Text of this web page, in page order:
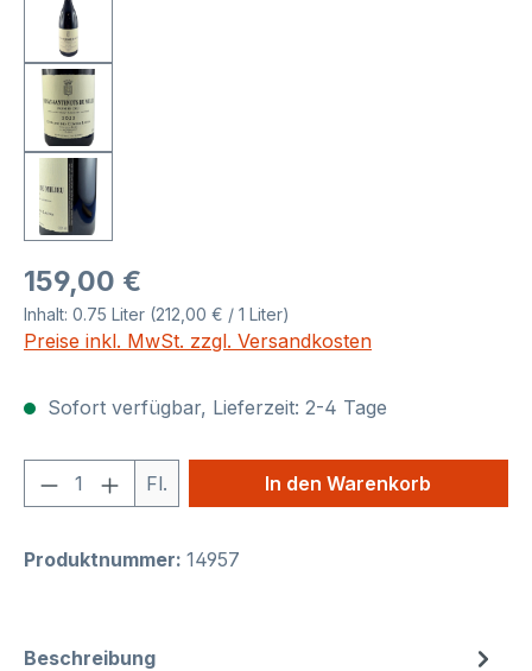
Regulärer Preis:
159,00 €
Inhalt: 0.75 Liter (212,00 € / 1 Liter)
Preise inkl. MwSt. zzgl. Versandkosten
Sofort verfügbar, Lieferzeit: 2-4 Tage
Produkt Anzahl: Gib den
Fl. In den Warenkorb
Produktnummer: 14957
Beschreibung